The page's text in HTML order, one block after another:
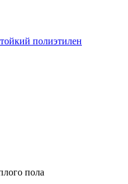
полиэтилен
пола